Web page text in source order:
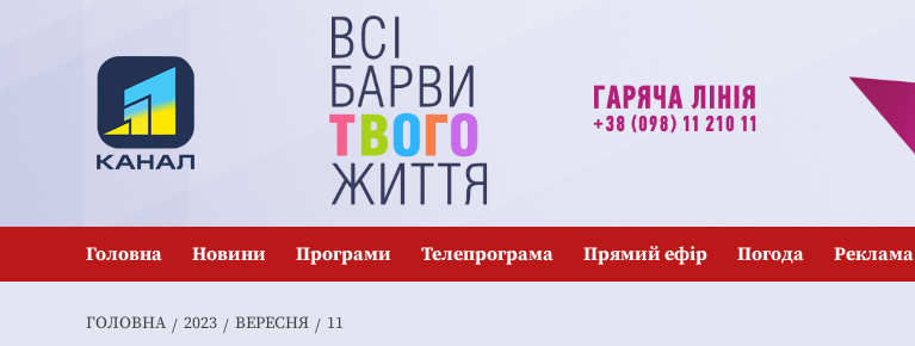
Головна Новини Програми Телепрограма Прямий ефір Погода Реклама
ГОЛОВНА 2023 ВЕРЕСНЯ 11